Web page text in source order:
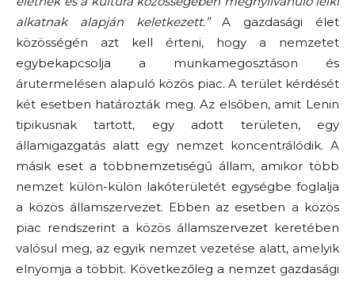
alkatnak alapján keletkezett.”A gazdasági élet
közösségén azt kell érteni, hogy a nemzetet
egybekapcsolja a munkamegosztáson és
árutermelésen alapuló közös piac. A terület kérdését
két esetben határozták meg. Az elsőben, amit Lenin
tipikusnak tartott, egy adott területen, egy
államigazgatás alatt egy nemzet koncentrálódik. A
másik eset a többnemzetiségű állam, amikor több
nemzet külön-külön lakóterületét egységbe foglalja
a közös államszervezet. Ebben az esetben a közös
piac rendszerint a közös államszervezet keretében
valósul meg, az egyik nemzet vezetése alatt, amelyik
elnyomja a többit. Következőleg a nemzet gazdasági